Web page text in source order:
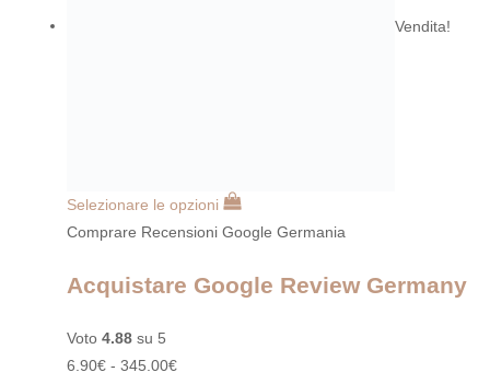
Vendita!
Selezionare le opzioni
Comprare Recensioni Google Germania
Acquistare Google Review Germany
Voto4.88 su 5
6.90€ -345.00€